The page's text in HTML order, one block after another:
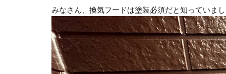
みなさん、換気フードは塗装必須だと知っていま